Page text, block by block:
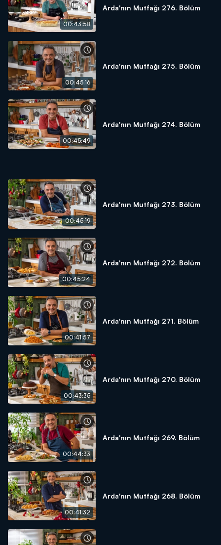
00:43:58
Arda'nın Mutfağı 276. Bölüm
00:45:16
Arda'nın Mutfağı 275. Bölüm
00:45:49
Arda'nın Mutfağı 274. Bölüm
00:45:19
Arda'nın Mutfağı 273. Bölüm
00:45:24
Arda'nın Mutfağı 272. Bölüm
00:41:57
Arda'nın Mutfağı 271. Bölüm
00:43:35
Arda'nın Mutfağı 270. Bölüm
00:44:33
Arda'nın Mutfağı 269. Bölüm
00:41:32
Arda'nın Mutfağı 268. Bölüm